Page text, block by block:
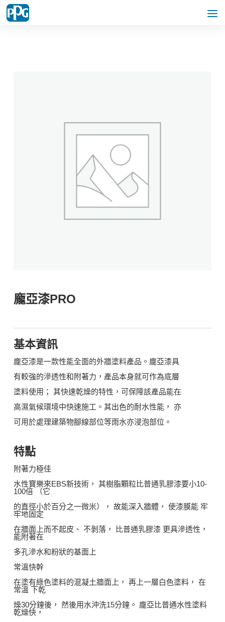
龐亞漆PRO
基本資訊
龐亞漆是一款性能全面的外牆塗料產品。龐亞漆具
有較強的滲透性和附著力，產品本身就可作為底層
塗料使用； 其快速乾燥的特性，可保障該產品能在
高濕氣候環境中快速施工。其出色的耐水性能， 亦
可用於處理建築物腳線部位等雨水亦浸泡部位。
特點
附著力極佳
水性寶樂來EBS新技術， 其樹脂顆粒比普通乳膠漆要小10-
100倍 （它
的直徑小於百分之一微米）， 故能深入牆體， 使漆膜能 牢
牢地固定
在牆面上而不起皮、 不剝落， 比普通乳膠漆 更具滲透性，
能附著在
多孔滲水和粉狀的基面上
常溫快幹
在塗有綠色塗料的混凝土牆面上， 再上一層白色塗料， 在
常溫 下乾
燥30分鐘後， 然後用水沖洗15分鐘。 龐亞比普通水性塗料
乾燥快，